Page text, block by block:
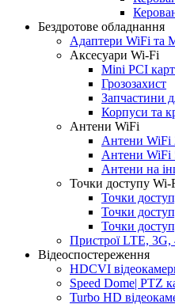
Бездротове обладнання
Адаптери WiFi та
Аксесуари Wi-Fi
Mini PCI
Грозозахист
Запчастини
Корпуси та
Антени WiFi
Антени WiFi
Антени WiFi
Антени на
Точки доступу Wi-
Точки
Точки
Точки
Пристрої LTE, 3G,
Відеоспостереження
HDCVI
Speed Dome| PTZ
Turbo HD